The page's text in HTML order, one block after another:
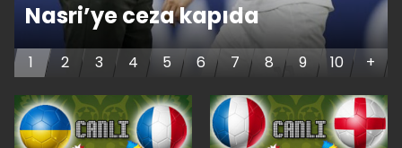
Nasri’ye ceza kapıda
1 2 3 4 5 6 7 8 9 10 +